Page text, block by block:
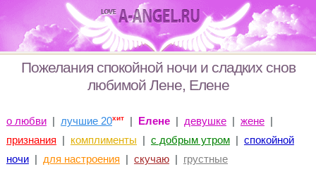
Пожелания спокойной ночи и сладких снов
любимой Лене, Елене
о любви| лучшие 20хит| Елене| девушке| жене|
признания | комплименты | с добрым утром| спокойной
ночи| для настроения | скучаю| грустные